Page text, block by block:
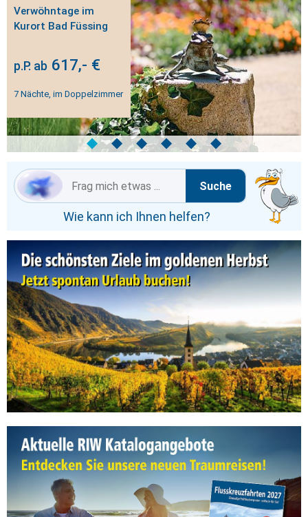
Verwöhntage im
Kurort Bad Füssing
p.P. ab 617,- €
7 Nächte, im Doppelzimmer
◆ ◆ ◆ ◆ ◆ ◆
Suche
Wie kann ich Ihnen helfen?